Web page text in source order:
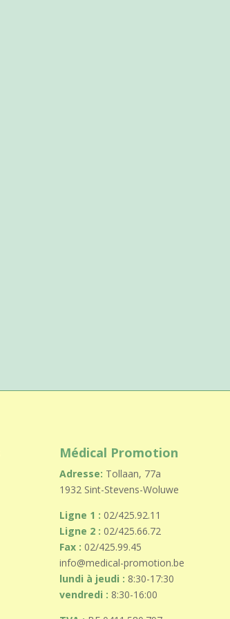
Médical Promotion
Adresse: Tollaan, 77a
1932 Sint-Stevens-Woluwe
Ligne 1 : 02/425.92.11
Ligne 2 : 02/425.66.72
Fax : 02/425.99.45
info@medical-promotion.be
lundi à jeudi : 8:30-17:30
vendredi : 8:30-16:00